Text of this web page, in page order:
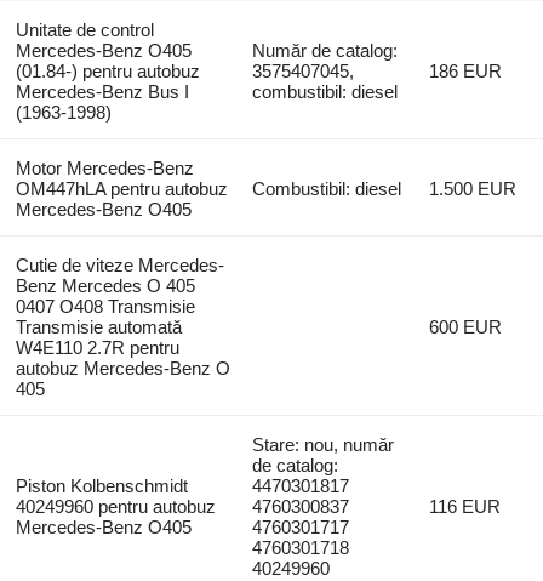
Unitate de control
Mercedes-Benz O405
(01.84-) pentru autobuz
Mercedes-Benz Bus I
(1963-1998)
Număr de catalog:
3575407045,
combustibil: diesel
186 EUR
Motor Mercedes-Benz
OM447hLA pentru autobuz
Mercedes-Benz O405
Combustibil: diesel 1.500 EUR
Cutie de viteze Mercedes-
Benz Mercedes O 405
0407 O408 Transmisie
Transmisie automată
W4E110 2.7R pentru
autobuz Mercedes-Benz O
405
600 EUR
Piston Kolbenschmidt
40249960 pentru autobuz
Mercedes-Benz O405
Stare: nou, număr
de catalog:
4470301817
4760300837
4760301717
4760301718
40249960
116 EUR